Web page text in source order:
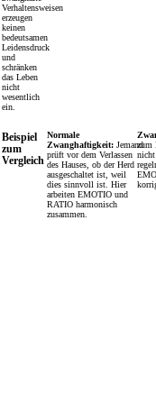
Verhaltensweisen
erzeugen
keinen
bedeutsamen
Leidensdruck
und
schränken
das Leben
nicht
wesentlich
ein.
Beispiel
zum
Vergleich
Normale
Zwanghaftigkeit: Jemand
prüft vor dem Verlassen
des Hauses, ob der Herd
ausgeschaltet ist, weil
dies sinnvoll ist. Hier
arbeiten EMOTIO und
RATIO harmonisch
zusammen.
zum
nicht